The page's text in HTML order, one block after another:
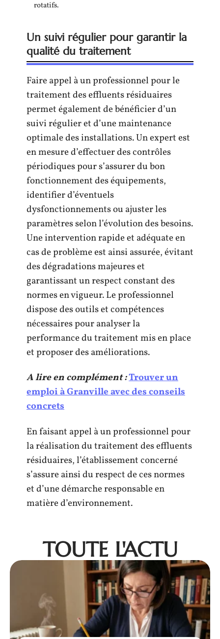
rotatifs.
Un suivi régulier pour garantir la
qualité du traitement
Faire appel à un professionnel pour le
traitement des effluents résiduaires
permet également de bénéficier d’un
suivi régulier et d’une maintenance
optimale des installations. Un expert est
en mesure d’effectuer des contrôles
périodiques pour s’assurer du bon
fonctionnement des équipements,
identifier d’éventuels
dysfonctionnements ou ajuster les
paramètres selon l’évolution des besoins.
Une intervention rapide et adéquate en
cas de problème est ainsi assurée, évitant
des dégradations majeures et
garantissant un respect constant des
normes en vigueur. Le professionnel
dispose des outils et compétences
nécessaires pour analyser la
performance du traitement mis en place
et proposer des améliorations.
A lire en complément :Trouver un
emploi à Granville avec des conseils
concrets
En faisant appel à un professionnel pour
la réalisation du traitement des effluents
résiduaires, l’établissement concerné
s’assure ainsi du respect de ces normes
et d’une démarche responsable en
matière d’environnement.
TOUTE L'ACTU